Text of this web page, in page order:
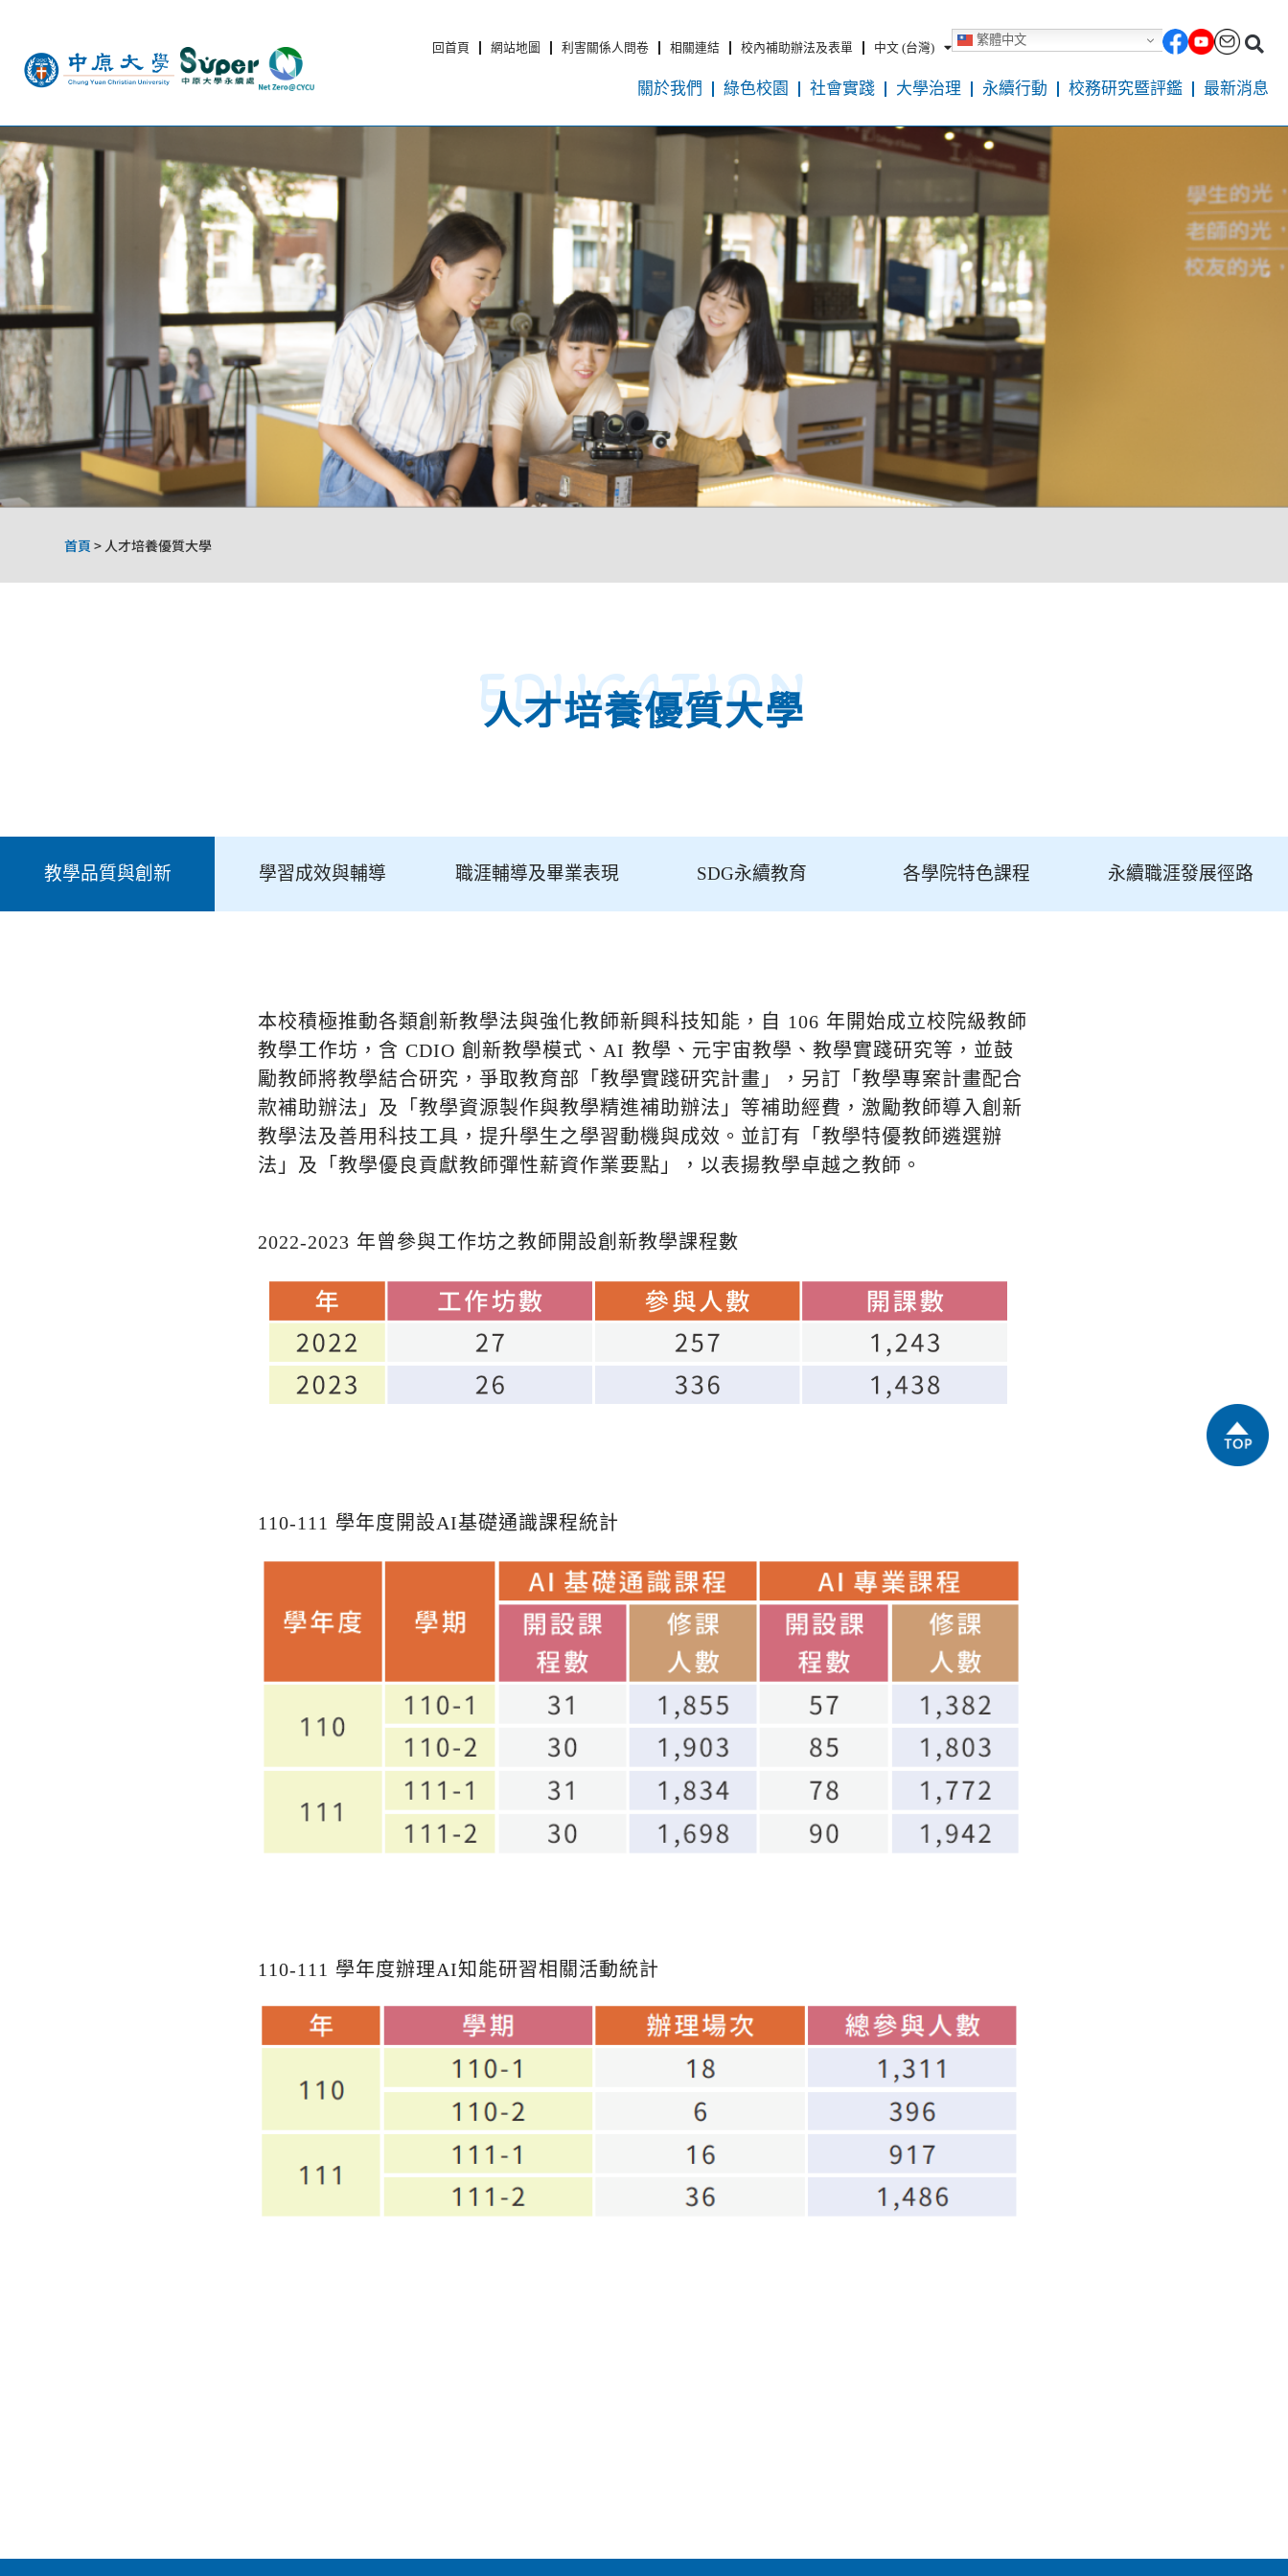
繁體中文
回首頁 網站地圖 利害關係人問卷 相關連結 校內補助辦法及表單 中文 (台灣)
關於我們 綠色校園 社會實踐 大學治理 永續行動 校務研究暨評鑑 最新消息
首頁 > 人才培養優質大學
EDUCATION
人才培養優質大學
教學品質與創新 學習成效與輔導 職涯輔導及畢業表現 SDG永續教育 各學院特色課程 永續職涯發展徑路
本校積極推動各類創新教學法與強化教師新興科技知能，自 106 年開始成立校院級教師
教學工作坊，含 CDIO 創新教學模式、AI 教學、元宇宙教學、教學實踐研究等，並鼓
勵教師將教學結合研究，爭取教育部「教學實踐研究計畫」，另訂「教學專案計畫配合
款補助辦法」及「教學資源製作與教學精進補助辦法」等補助經費，激勵教師導入創新
教學法及善用科技工具，提升學生之學習動機與成效。並訂有「教學特優教師遴選辦
法」及「教學優良貢獻教師彈性薪資作業要點」，以表揚教學卓越之教師。
2022-2023 年曾參與工作坊之教師開設創新教學課程數
110-111 學年度開設AI基礎通識課程統計
110-111 學年度辦理AI知能研習相關活動統計